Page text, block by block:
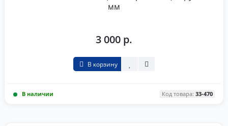
мм
3 000 р.
В корзину
В наличии Код товара: 33-470